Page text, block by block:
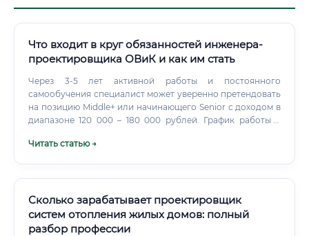
Что входит в круг обязанностей инженера-
проектировщика ОВиК и как им стать
Через 3-5 лет активной работы и постоянного
самообучения специалист может уверенно претендовать
на позицию Middle+ или начинающего Senior с доходом в
диапазоне 120 000 – 180 000 рублей. График работы и
офисный график: 5-дневная рабочая неделя, 8-часовой
Читать статью →
Сколько зарабатывает проектировщик
систем отопления жилых домов: полный
разбор профессии